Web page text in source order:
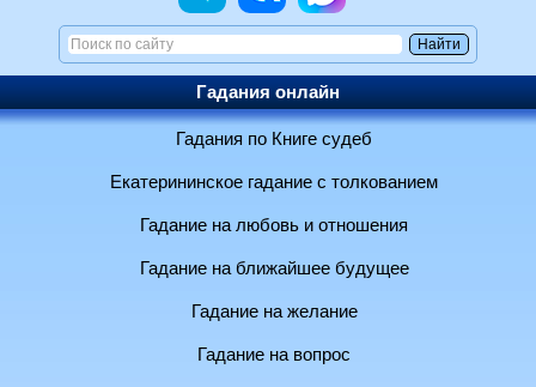
Гадания онлайн
Гадания по Книге судеб
Екатерининское гадание с толкованием
Гадание на любовь и отношения
Гадание на ближайшее будущее
Гадание на желание
Гадание на вопрос